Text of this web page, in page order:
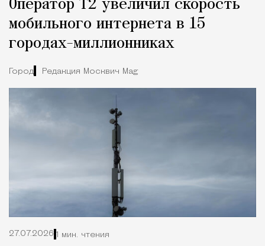
Оператор Т2 увеличил скорость
мобильного интернета в 15
городах-миллионниках
Город Редакция Москвич Mag
27.07.2026 1 мин. чтения